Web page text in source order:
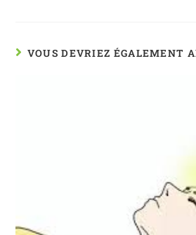
VOUS DEVRIEZ ÉGALEMENT